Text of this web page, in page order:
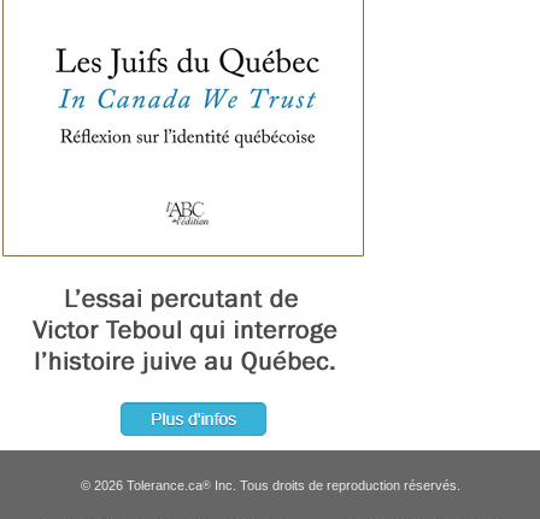
© 2026 Tolerance.ca®Inc. Tous droits de reproduction réservés.